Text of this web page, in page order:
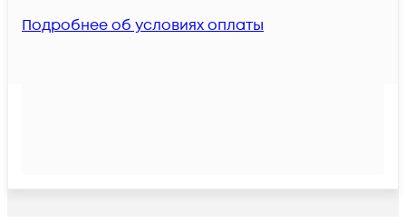
Подробнее об условиях оплаты